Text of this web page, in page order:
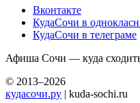
Вконтакте
КудаСочи в
КудаСочи в телеграме
Афиша Сочи — куда
© 2013–2026
кудасочи.ру | kuda-sochi.ru